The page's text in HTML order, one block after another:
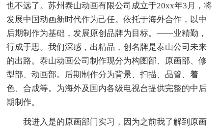
也不远了。苏州泰山动画有限公司成立于20xx年3月，将
发展中国动画新时代作为己任。依托于海外合作，以中
后期制作为基础，发展原创品牌为目标。——业精勤，
行成于思。我们深感，出精品，创名牌是泰山公司未来
的出路。泰山动画公司制作现分为构图部、原画部、修
型部、动画部。后期制作分为背景、扫描、品管、着
色、合成等。为海外及国内各级电视台提供完整的中后
期制作。
我进入是的原画部门实习，因为之前我了解到原画